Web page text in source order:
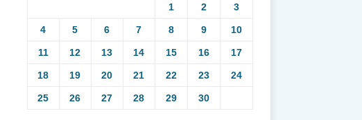
1 2 3
4 5 6 7 8 9 10
11 12 13 14 15 16 17
18 19 20 21 22 23 24
25 26 27 28 29 30